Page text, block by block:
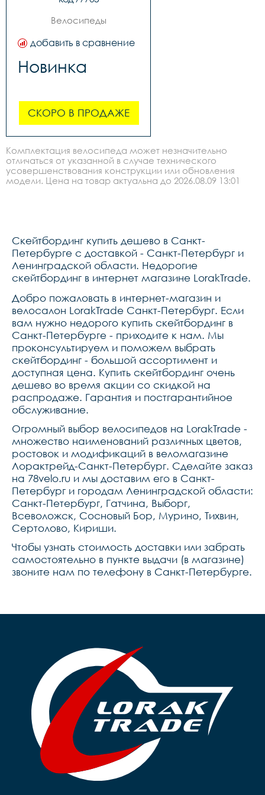
Велосипеды
добавить в сравнение
Новинка
СКОРО В ПРОДАЖЕ
Комплектация велосипеда может незначительно
отличаться от указанной в случае технического
усовершенствования конструкции или обновления
модели. Цена на товар актуальна до 2026.08.09 13:01
Скейтбординг купить дешево в Санкт-
Петербурге с доставкой - Санкт-Петербург и
Ленинградской области. Недорогие
скейтбординг в интернет магазине LorakTrade.
Добро пожаловать в интернет-магазин и
велосалон LorakTrade Санкт-Петербург. Если
вам нужно недорого купить скейтбординг в
Санкт-Петербурге - приходите к нам. Мы
проконсультируем и поможем выбрать
скейтбординг - большой ассортимент и
доступная цена. Купить скейтбординг очень
дешево во время акции со скидкой на
распродаже. Гарантия и постгарантийное
обслуживание.
Огромный выбор велосипедов на LorakTrade -
множество наименований различных цветов,
ростовок и модификаций в веломагазине
Лорактрейд-Санкт-Петербург. Сделайте заказ
на 78velo.ru и мы доставим его в Санкт-
Петербург и городам Ленинградской области:
Санкт-Петербург, Гатчина, Выборг,
Всеволожск, Сосновый Бор, Мурино, Тихвин,
Сертолово, Кириши.
Чтобы узнать стоимость доставки или забрать
самостоятельно в пункте выдачи (в магазине)
звоните нам по телефону в Санкт-Петербурге.